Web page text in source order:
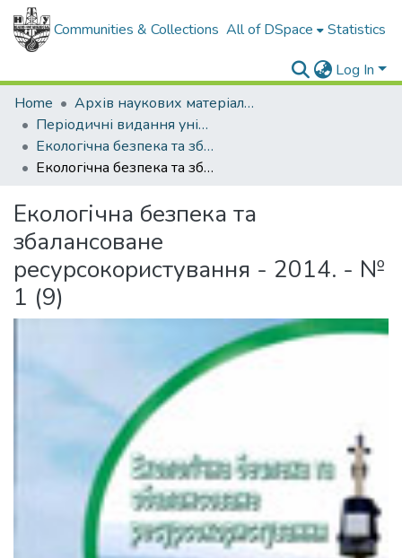
Communities & Collections All of DSpace Statistics
Log In
Home
Архів наукових матеріалів
Періодичні видання університету
Екологічна безпека та збалансоване ресурсокористування
Екологічна безпека та збалансоване ресурсокористування - 2014. - № 1 (9)
Екологічна безпека та
збалансоване
ресурсокористування - 2014. - №
1 (9)